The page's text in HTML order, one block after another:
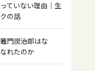
ていない理由｜生
の話
門炭治郎はな
れたのか